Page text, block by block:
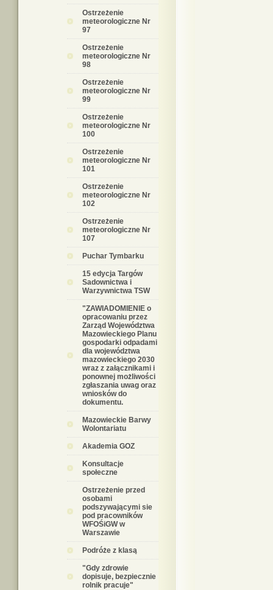
Ostrzeżenie
meteorologiczne Nr
97
Ostrzeżenie
meteorologiczne Nr
98
Ostrzeżenie
meteorologiczne Nr
99
Ostrzeżenie
meteorologiczne Nr
100
Ostrzeżenie
meteorologiczne Nr
101
Ostrzeżenie
meteorologiczne Nr
102
Ostrzeżenie
meteorologiczne Nr
107
Puchar Tymbarku
15 edycja Targów
Sadownictwa i
Warzywnictwa TSW
"ZAWIADOMIENIE o
opracowaniu przez
Zarząd Województwa
Mazowieckiego Planu
gospodarki odpadami
dla województwa
mazowieckiego 2030
wraz z załącznikami i
ponownej możliwości
zgłaszania uwag oraz
wniosków do
dokumentu.
Mazowieckie Barwy
Wolontariatu
Akademia GOZ
Konsultacje
społeczne
Ostrzeżenie przed
osobami
podszywającymi sie
pod pracowników
WFOŚiGW w
Warszawie
Podróże z klasą
"Gdy zdrowie
dopisuje, bezpiecznie
rolnik pracuje"